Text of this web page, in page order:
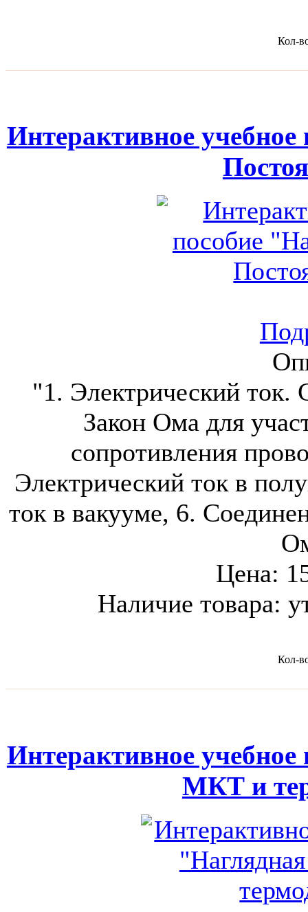
Кол-
Интерактивное
"1. Электрический ток.
Закон Ома для
сопротивления
Электрический ток в
ток в вакууме, 6.
Цена:
Наличие товара:
Кол-
Интерактивное
МКТ и